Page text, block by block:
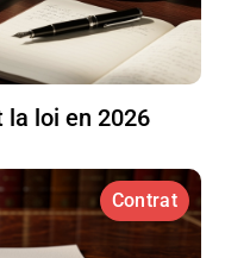
la loi en 2026
Contrat